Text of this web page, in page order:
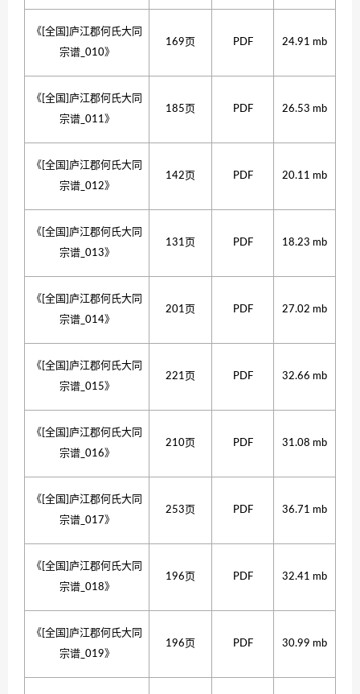
《[全国]庐江郡何氏大同
宗谱_010》
169页 PDF 24.91 mb
《[全国]庐江郡何氏大同
宗谱_011》
185页 PDF 26.53 mb
《[全国]庐江郡何氏大同
宗谱_012》
142页 PDF 20.11 mb
《[全国]庐江郡何氏大同
宗谱_013》
131页 PDF 18.23 mb
《[全国]庐江郡何氏大同
宗谱_014》
201页 PDF 27.02 mb
《[全国]庐江郡何氏大同
宗谱_015》
221页 PDF 32.66 mb
《[全国]庐江郡何氏大同
宗谱_016》
210页 PDF 31.08 mb
《[全国]庐江郡何氏大同
宗谱_017》
253页 PDF 36.71 mb
《[全国]庐江郡何氏大同
宗谱_018》
196页 PDF 32.41 mb
《[全国]庐江郡何氏大同
宗谱_019》
196页 PDF 30.99 mb